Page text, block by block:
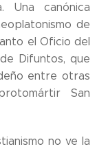
Una canónica
de
el Oficio del
Difuntos, que
entre otras
San
no ve la